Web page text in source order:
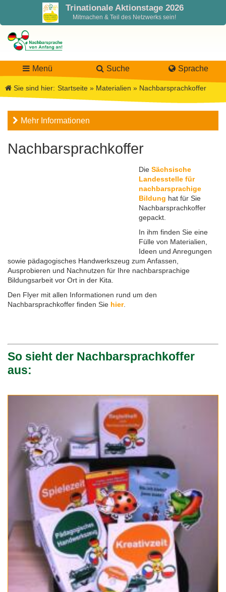
Trinationale Aktionstage 2026
Mitmachen & Teil des Netzwerks sein!
Menü Suche Sprache
Über LaNa
DPJW Zentralstelle
Aktuelles
Termine, Veranstaltungen
Feste, Feiertage, Schulferien
Ausschreibungen
Materialbibliothek
Wegweiser NiKiS
Elternratgeber
Serie Biedronka, Maus & Žába
Wanderausstellung
Interreg SN-CZ 2021-2026
Interreg BB-PL 2021-2027
Interreg PLSN 2014-2020
Aktionslandkarte
Mitwirkung anmelden
Übersicht Mitwirkende
Archiv
Aktionstage 2025
Aktionstage 2024
Tag der Nachbarsprachen 2023
Sie sind hier: Startseite » Materialien » Nachbarsprachkoffer
Mehr Informationen
Nachbarsprachkoffer
Die Sächsische
Landesstelle für
nachbarsprachige
Bildung hat für Sie
Nachbarsprachkoffer
gepackt.
In ihm finden Sie eine
Fülle von Materialien,
Ideen und Anregungen
sowie pädagogisches Handwerkszeug zum Anfassen,
Ausprobieren und Nachnutzen für Ihre nachbarsprachige
Bildungsarbeit vor Ort in der Kita.
Den Flyer mit allen Informationen rund um den
Nachbarsprachkoffer finden Sie hier.
So sieht der Nachbarsprachkoffer
aus: